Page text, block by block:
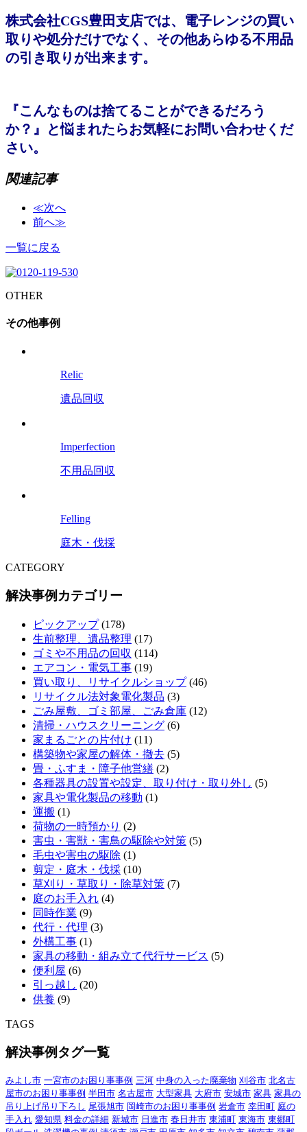
株式会社CGS豊田支店では、電子レンジの買い
取りや処分だけでなく、その他あらゆる不用品
の引き取りが出来ます。
『こんなものは捨てることができるだろう
か？』と悩まれたらお気軽にお問い合わせくだ
さい。
関連記事
≪次へ
前へ≫
一覧に戻る
OTHER
その他事例
Relic
遺品回収
Imperfection
不用品回収
Felling
庭木・伐採
CATEGORY
解決事例カテゴリー
ピックアップ(178)
生前整理、遺品整理 (17)
ゴミや不用品の回収 (114)
エアコン・電気工事 (19)
買い取り、リサイクルショップ(46)
リサイクル法対象電化製品 (3)
ごみ屋敷、ゴミ部屋、ごみ倉庫 (12)
清掃・ハウスクリーニング (6)
家まるごとの片付け (11)
構築物や家屋の解体・撤去 (5)
畳・ふすま・障子他営繕 (2)
各種器具の設置や設定、取り付け・取り外し (5)
家具や電化製品の移動 (1)
運搬 (1)
荷物の一時預かり (2)
害虫・害獣・害鳥の駆除や対策 (5)
毛虫や害虫の駆除 (1)
剪定・庭木・伐採 (10)
草刈り・草取り・除草対策 (7)
庭のお手入れ (4)
同時作業 (9)
代行・代理 (3)
外構工事 (1)
家具の移動・組み立て代行サービス (5)
便利屋 (6)
引っ越し (20)
供養 (9)
TAGS
解決事例タグ一覧
みよし市 一宮市のお困り事事例 三河 中身の入った廃棄物 刈谷市 北名古
屋市のお困り事事例 半田市 名古屋市 大型家具 大府市 安城市 家具 家具の
吊り上げ吊り下ろし 尾張旭市 岡崎市のお困り事事例 岩倉市 幸田町 庭の
手入れ 愛知県 料金の詳細 新城市 日進市 春日井市 東浦町 東海市 東郷町